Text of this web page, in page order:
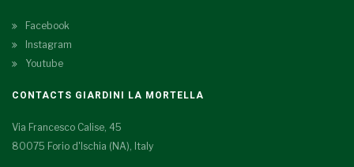
Facebook
Instagram
Youtube
CONTACTS GIARDINI LA MORTELLA
Via Francesco Calise, 45
80075 Forio d'Ischia (NA), Italy